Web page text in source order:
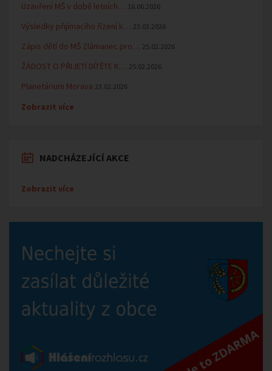
Uzavření MŠ v době letních… 16.06.2026
Výsledky přijímacího řízení k… 23.03.2026
Zápis dětí do MŠ Zlámanec pro… 25.02.2026
ŽÁDOST O PŘIJETÍ DÍTĚTE K… 25.02.2026
Planetárium Morava 23.02.2026
Zobrazit více
NADCHÁZEJÍCÍ AKCE
Zobrazit více